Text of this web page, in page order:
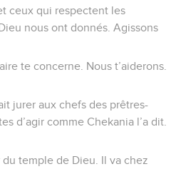
ceux qui respectent les
nous ont donnés. Agissons
te concerne. Nous t’aiderons.
jurer aux chefs des prêtres-
d’agir comme Chekania l’a dit.
temple de Dieu. Il va chez